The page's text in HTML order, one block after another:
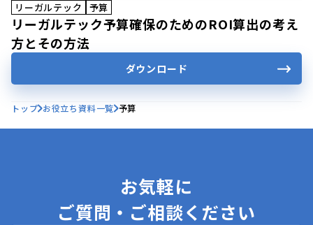
リーガルテック 予算
リーガルテック予算確保のためのROI算出の考え
方とその方法
ダウンロード
トップ お役立ち資料一覧 予算
お気軽に
ご質問・ご相談ください